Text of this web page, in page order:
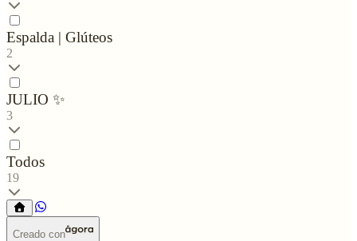
Espalda | Glúteos
2
JULIO ✨
3
Todos
19
Creado con